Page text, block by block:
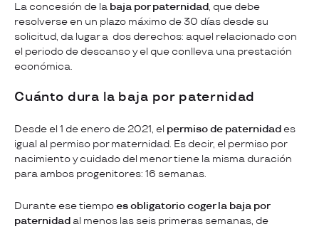
La concesión de la baja por paternidad, que debe
resolverse en un plazo máximo de 30 días desde su
solicitud, da lugar a dos derechos: aquel relacionado con
el periodo de descanso y el que conlleva una prestación
económica.
Cuánto dura la baja por paternidad
Desde el 1 de enero de 2021, el permiso de paternidad es
igual al permiso por maternidad. Es decir, el permiso por
nacimiento y cuidado del menor tiene la misma duración
para ambos progenitores: 16 semanas.
Durante ese tiempoes obligatorio coger la baja por
paternidad al menos las seis primeras semanas, de